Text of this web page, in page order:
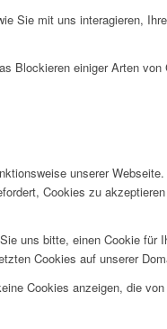
Sie mit uns interagieren,
Blockieren einiger Arten
unserer
Cookies zu
uns bitte, einen Cookie für
Cookies auf unserer
Cookies anzeigen, die